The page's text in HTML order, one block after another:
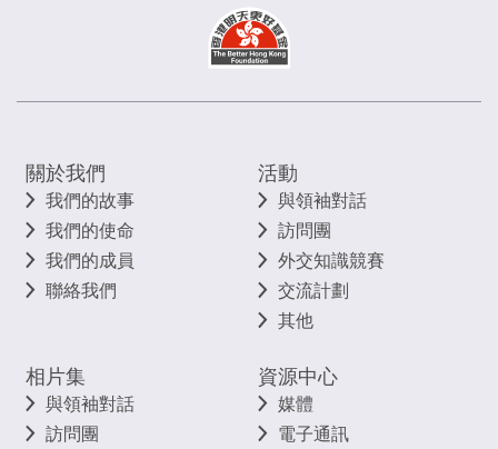
關於我們
我們的故事
我們的使命
我們的成員
聯絡我們
活動
與領袖對話
訪問團
外交知識競賽
交流計劃
其他
相片集
與領袖對話
訪問團
資源中心
媒體
電子通訊